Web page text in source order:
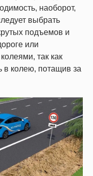
наоборот,
выбрать
подъемов и
или
так как
в колею, потащив за